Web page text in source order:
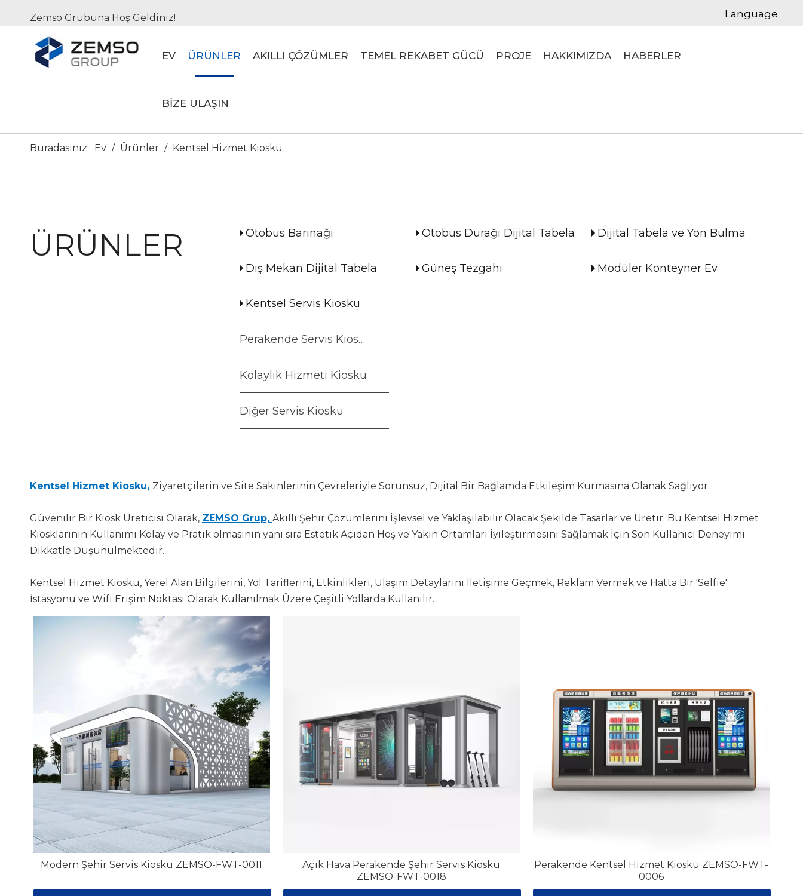
Zemso Grubuna Hoş Geldiniz! Language
EV ÜRÜNLER AKILLI ÇÖZÜMLER TEMEL REKABET GÜCÜ PROJE HAKKIMIZDA HABERLER
BIZE ULAŞIN
Buradasınız: Ev / Ürünler / Kentsel Hizmet Kiosku
ÜRÜNLER Otobüs Barınağı Otobüs Durağı Dijital Tabela Dijital Tabela ve Yön Bulma
Dış Mekan Dijital Tabela Güneş Tezgahı Modüler Konteyner Ev
Kentsel Servis Kiosku
Perakende Servis Kiosku
Kolaylık Hizmeti Kiosku
Diğer Servis Kiosku
Kentsel Hizmet Kiosku, Ziyaretçilerin ve Site Sakinlerinin Çevreleriyle Sorunsuz, Dijital Bir Bağlamda Etkileşim Kurmasına Olanak Sağlıyor.
Güvenilir Bir Kiosk Üreticisi Olarak, ZEMSO Grup, Akıllı Şehir Çözümlerini İşlevsel ve Yaklaşılabilir Olacak Şekilde Tasarlar ve Üretir. Bu Kentsel Hizmet
Kiosklarının Kullanımı Kolay ve Pratik olmasının yanı sıra Estetik Açıdan Hoş ve Yakın Ortamları İyileştirmesini Sağlamak İçin Son Kullanıcı Deneyimi
Dikkatle Düşünülmektedir.
Kentsel Hizmet Kiosku, Yerel Alan Bilgilerini, Yol Tariflerini, Etkinlikleri, Ulaşım Detaylarını İletişime Geçmek, Reklam Vermek ve Hatta Bir 'Selfie'
İstasyonu ve Wifi Erişim Noktası Olarak Kullanılmak Üzere Çeşitli Yollarda Kullanılır.
Modern Şehir Servis Kiosku ZEMSO-FWT-0011
Açık Hava Perakende Şehir Servis Kiosku
ZEMSO-FWT-0018
Perakende Kentsel Hizmet Kiosku ZEMSO-FWT-
0006